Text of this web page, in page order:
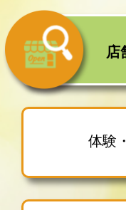
店
体験